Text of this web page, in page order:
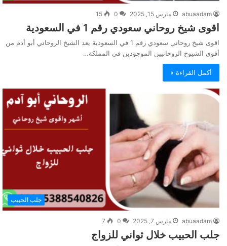
abuaadam مارس 15, 2025 0
15
اقوى شيخ روحاني سعودي رقم 1 في السعودية
اقوى شيخ روحاني سعودي رقم 1 في السعودية يعد الشيخ الروحاني أبو أدم من
أقوى الشيوخ الروحانيين الموجودين في المملكة…
أكمل القراءة »
جلب الحبيب
abuaadam مارس 7, 2025 0
7
جلب الحبيب خلال ثواني للزواج